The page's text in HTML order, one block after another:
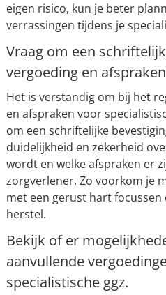
eigen risico, kun je beter
verrassingen tijdens je
Vraag om een
vergoeding en
Het is verstandig om bij het
en afspraken voor
om een schriftelijke
duidelijkheid en zekerheid
wordt en welke afspraken er
zorgverlener. Zo voorkom je
met een gerust hart focussen
herstel.
Bekijk of er
aanvullende
specialistische ggz.